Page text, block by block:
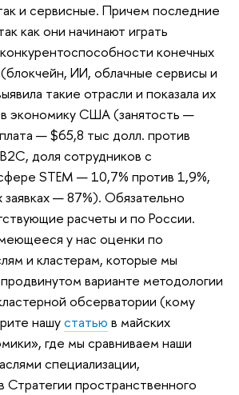
и сервисные. Причем последние
как они начинают играть
конечных
ИИ, облачные сервисы и
такие отрасли и показала их
экономику США (занятость —
— $65,8 тыс долл. против
доля сотрудников с
STEM — 10,7% против 1,9%,
заявках — 87%). Обязательно
расчеты и по России.
у нас оценки по
и кластерам, которые мы
варианте методологии
обсерватории (кому
нашустатью в майских
где мы сравниваем наши
специализации,
пространственного